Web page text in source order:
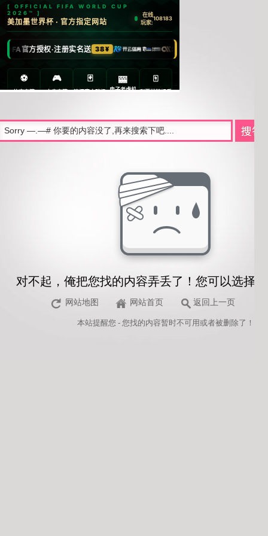
对不起，俺把您找的内容弄丢了！您可以选择
网站地图 网站首页 返回上一页
本站提醒您 - 您找的内容暂时不可用或者被删除了！